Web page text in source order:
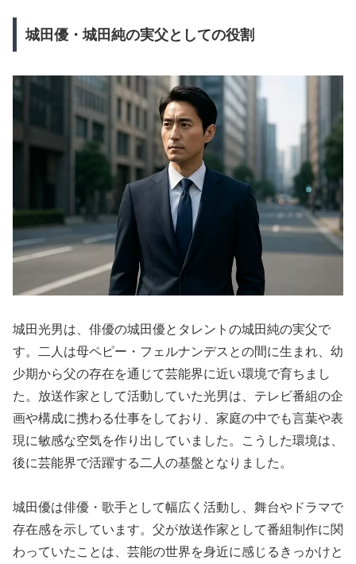
城田優・城田純の実父としての役割
城田光男は、俳優の城田優とタレントの城田純の実父で
す。二人は母ペピー・フェルナンデスとの間に生まれ、幼
少期から父の存在を通じて芸能界に近い環境で育ちまし
た。放送作家として活動していた光男は、テレビ番組の企
画や構成に携わる仕事をしており、家庭の中でも言葉や表
現に敏感な空気を作り出していました。こうした環境は、
後に芸能界で活躍する二人の基盤となりました。
城田優は俳優・歌手として幅広く活動し、舞台やドラマで
存在感を示しています。父が放送作家として番組制作に関
わっていたことは、芸能の世界を身近に感じるきっかけと